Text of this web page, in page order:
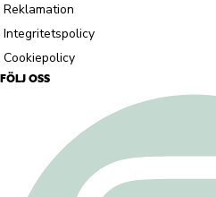
Reklamation
Integritetspolicy
Cookiepolicy
FÖLJ OSS